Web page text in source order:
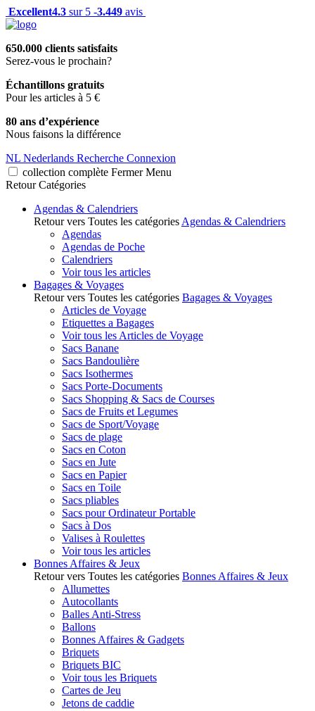
Excellent4.3 sur 5 -3.449 avis
650.000 clients satisfaits
Serez-vous le prochain?
Échantillons gratuits
Pour les articles à 5 €
80 ans d’expérience
Nous faisons la différence
NL Nederlands Recherche Connexion
collection complète Fermer Menu
Retour Catégories
Agendas & Calendriers
Retour vers Toutes les catégories Agendas & Calendriers
Agendas
Agendas de Poche
Calendriers
Voir tous les articles
Bagages & Voyages
Retour vers Toutes les catégories Bagages & Voyages
Articles de Voyage
Etiquettes a Bagages
Voir tous les Articles de Voyage
Sacs Banane
Sacs Bandoulière
Sacs Isothermes
Sacs Porte-Documents
Sacs Shopping & Sacs de Courses
Sacs de Fruits et Legumes
Sacs de Sport/Voyage
Sacs de plage
Sacs en Coton
Sacs en Jute
Sacs en Papier
Sacs en Toile
Sacs pliables
Sacs pour Ordinateur Portable
Sacs à Dos
Valises à Roulettes
Voir tous les articles
Bonnes Affaires & Jeux
Retour vers Toutes les catégories Bonnes Affaires & Jeux
Allumettes
Autocollants
Balles Anti-Stress
Ballons
Bonnes Affaires & Gadgets
Briquets
Briquets BIC
Voir tous les Briquets
Cartes de Jeu
Jetons de caddie